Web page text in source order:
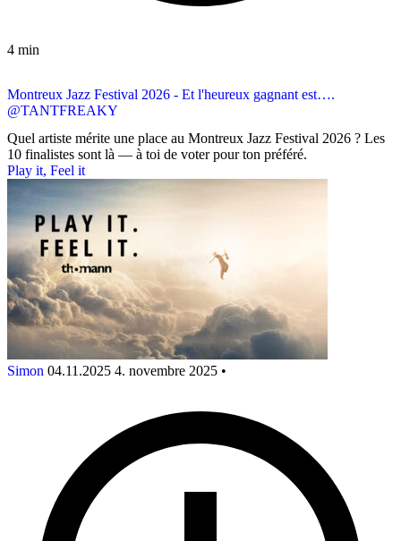
4 min
Montreux Jazz Festival 2026 - Et l'heureux gagnant est….
@TANTFREAKY
Quel artiste mérite une place au Montreux Jazz Festival 2026 ? Les
10 finalistes sont là — à toi de voter pour ton préféré.
Play it, Feel it
Simon 04.11.2025 4. novembre 2025 •